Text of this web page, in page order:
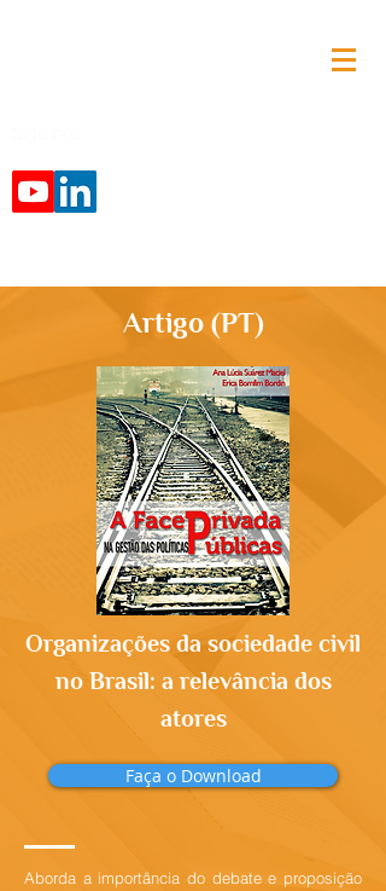
Artigo (PT)
Organizações da sociedade civil
no Brasil: a relevância dos
atores
Faça o Download
Aborda a importância do debate e proposição